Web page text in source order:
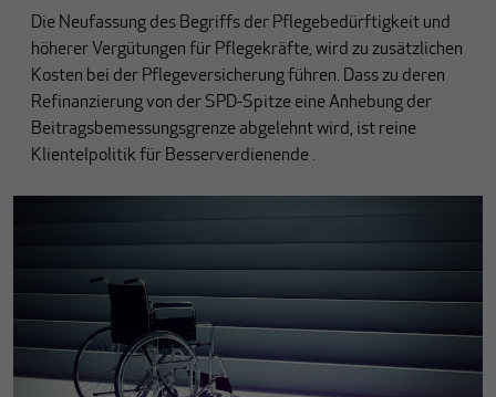
Die Neufassung des Begriffs der Pflegebedürftigkeit und
höherer Vergütungen für Pflegekräfte, wird zu zusätzlichen
Kosten bei der Pflegeversicherung führen. Dass zu deren
Refinanzierung von der SPD-Spitze eine Anhebung der
Beitragsbemessungsgrenze abgelehnt wird, ist reine
Klientelpolitik für Besserverdienende .